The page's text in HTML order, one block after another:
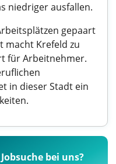
niedriger ausfallen.
gepaart
macht Krefeld zu
für Arbeitnehmer.
in dieser Stadt ein
bei uns?